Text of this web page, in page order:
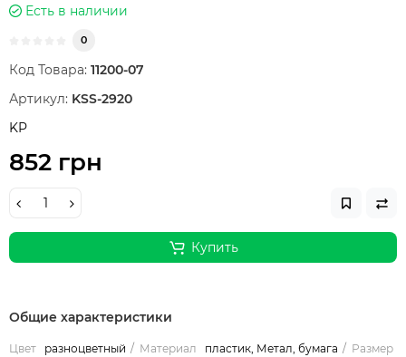
Есть в наличии
0
Код Товара: 11200-07
Артикул: KSS-2920
KP
852 грн
Купить
Общие характеристики
Цвет разноцветный Материал пластик, Метал, бумага
Размер